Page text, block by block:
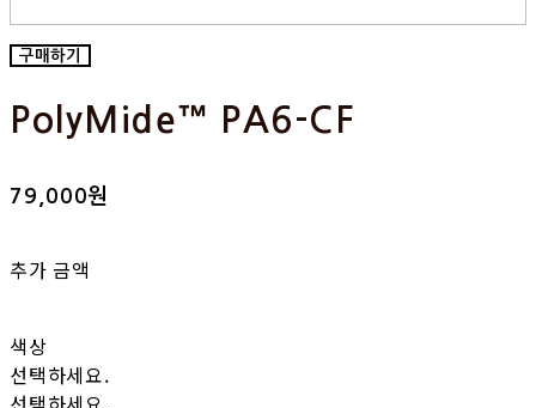
구매하기
PolyMide™ PA6-CF
79,000원
추가 금액
색상
선택하세요.